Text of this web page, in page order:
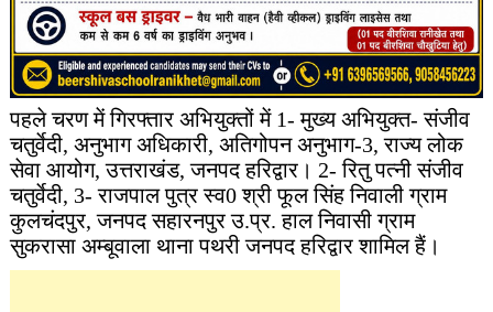
पहले चरण में गिरफ्तार अभियुक्तों में 1- मुख्य अभियुक्त- संजीव
चतुर्वेदी, अनुभाग अधिकारी, अतिगोपन अनुभाग-3, राज्य लोक
सेवा आयोग, उत्तराखंड, जनपद हरिद्वार। 2- रितु पत्नी संजीव
चतुर्वेदी, 3- राजपाल पुत्र स्व0 श्री फूल सिंह निवाली ग्राम
कुलचंदपुर, जनपद सहारनपुर उ.प्र. हाल निवासी ग्राम
सुकरासा अम्बूवाला थाना पथरी जनपद हरिद्वार शामिल हैं।